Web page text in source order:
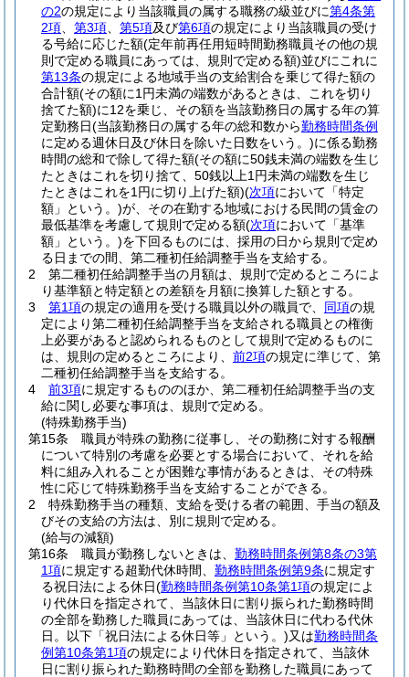
の2の規定により当該職員の属する職務の級並びに第4条第
2項
第3項 第5項及び第6項の規定により当該職員の受け
る号給に応じた額(定年前再任用短時間勤務職員その他の規
則で定める職員にあっては、規則で定める額)並びにこれに
第13条の規定による地域手当の支給割合を乗じて得た額の
合計額(その額に1円未満の端数があるときは、これを切り
捨てた額)に12を乗じ、その額を当該勤務日の属する年の算
定勤務日(当該勤務日の属する年の総和数から勤務時間条例
に定める週休日及び休日を除いた日数をいう。)に係る勤務
時間の総和で除して得た額(その額に50銭未満の端数を生じ
たときはこれを切り捨て、50銭以上1円未満の端数を生じ
たときはこれを1円に切り上げた額)(次項において「特定
額」という。)が、その在勤する地域における民間の賃金の
最低基準を考慮して規則で定める額(次項において「基準
額」という。)を下回るものには、採用の日から規則で定め
る日までの間、第二種初任給調整手当を支給する。
2
第二種初任給調整手当の月額は、規則で定めるところによ
り基準額と特定額との差額を月額に換算した額とする。
3
第1項の規定の適用を受ける職員以外の職員で、 同項の規
定により第二種初任給調整手当を支給される職員との権衡
上必要があると認められるものとして規則で定めるものに
は、規則の定めるところにより、 前2項の規定に準じて、第
二種初任給調整手当を支給する。
4
前3項に規定するもののほか、第二種初任給調整手当の支
給に関し必要な事項は、規則で定める。
(特殊勤務手当)
第15条
職員が特殊の勤務に従事し、その勤務に対する報酬
について特別の考慮を必要とする場合において、それを給
料に組み入れることが困難な事情があるときは、その特殊
性に応じて特殊勤務手当を支給することができる。
2
特殊勤務手当の種類、支給を受ける者の範囲、手当の額及
びその支給の方法は、別に規則で定める。
(給与の減額)
第16条
職員が勤務しないときは、 勤務時間条例第8条の3第
1項に規定する超勤代休時間、 勤務時間条例第9条に規定す
る祝日法による休日(勤務時間条例第10条第1項の規定によ
り代休日を指定されて、当該休日に割り振られた勤務時間
の全部を勤務した職員にあっては、当該休日に代わる代休
日。以下「祝日法による休日等」という。)又は勤務時間条
例第10条第1項の規定により代休日を指定されて、当該休
日に割り振られた勤務時間の全部を勤務した職員にあって